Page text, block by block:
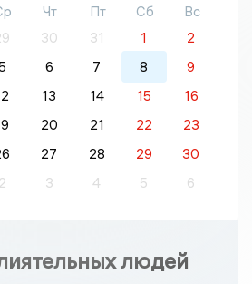
Чт Пт Сб
Вс
30 31 1
2
6 7 8
9
13 14 15
16
20 21 22
23
27 28 29
30
2 3 4 5 6
людей